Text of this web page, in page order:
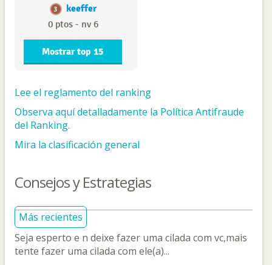
3 keeffer
0 ptos - nv 6
Mostrar top 15
Lee el reglamento del ranking
Observa aquí detalladamente la Política Antifraude
del Ranking.
Mira la clasificación general
Consejos y Estrategias
Más recientes
Seja esperto e n deixe fazer uma cilada com vc,mais
tente fazer uma cilada com ele(a)...